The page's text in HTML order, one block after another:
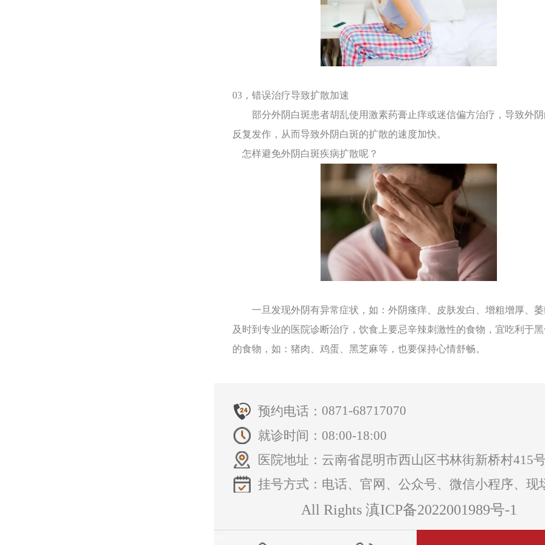
03，错误治疗导致扩散加速
部分外阴白斑患者胡乱使用激素药膏止痒或迷信偏方治疗，导致外阴
反复发作，从而导致外阴白斑的扩散的速度加快。
怎样避免外阴白斑疾病扩散呢？
一旦发现外阴有异常症状，如：外阴瘙痒、皮肤发白、增粗增厚、萎
及时到专业的医院诊断治疗，饮食上要忌辛辣刺激性的食物，宜吃利于
的食物，如：猪肉、鸡蛋、黑芝麻等，也要保持心情舒畅。
预约电话： 0871-68717070
就诊时间：08:00-18:00
医院地址：云南省昆明市西山区书林街新桥村415
挂号方式：电话、官网、公众号、微信小程序、现
All Rights 滇ICP备2022001989号-1